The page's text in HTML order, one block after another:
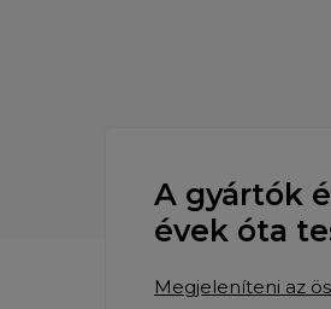
A gyártók
évek óta
Megjeleníteni az